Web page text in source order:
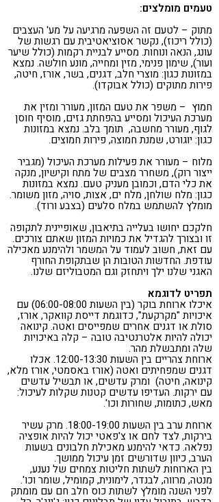
טעמים מומלצים:
מתוק – לטעם זה השפעה מרגיעה על מע' העצבים
(כולל ריכוז), נקשר אסוציאטיבית עם רגשות של
עונג, הנאה ונוחות. מסייע לבניית רקמות (כולל שיער
ועור), שימון פנימי, מזין ומחייה, מונע חולשה. נמצא
במזונות כגון: מוצרי חלב, דגנים, בשר, אורז, חיטה,
פירות מתוקים (כולל אבוקדו).
חמוץ – משפר את טעם המזון, מעורר ומזין את
מערכת העיכול ומסייע בהפחתת גזים, מוסיף חוסן
לגוף, מעורר מחשבה, תומך בלב. נמצא במזונות
כגון: יוגורט, שמנת חמוצה, פירות חמוצים.
מלוח – מעורר את פעילות מערכת העיכול (מגביר
ייצור רוק), משחרר מצבים של מתח וקישיון, מנקה
את כלי הדם, וכמובן מעניק טעם. נמצא במזונות
כגון: מלח שולחן, מלח ים, אצות, סויה, מזון משומר.
מומלץ להשתמש במלח סלעים (בצבע ורוד).
חלקכם יחושו בעלייה בתיאבון, שאופיינית לתקופה
זו ובצורך להגדיל את כמויות המזון שאתם צורכים.
עם זאת, חשוב לעמוד על המשמר ולהימנע מאכילה
עודפת. החדשות הטובות הן שבתקופת החורף
האגני שלנו ילך ויתחזק וגם המטבוליזם שלנו.
תפריט לדוגמא
איכלו ארוחת בוקר (בין השעות 06:00-08:00) עם
איכויות "מקרקעת", כדוגמת דייסת קוואקר, אורז,
סולת או דגנים אחרים שמפייסים ואטה. קינואה
יכולה להיות אלטרנטיבה טובה – קלה באיכויות
שלה ומתבשלת מהר.
ארוחת צהריים בין השעות 12:00-13:30. אכלו
דגנים שמפחיתים ואטה (אורז באסמטי, אורז מלא,
קינואה, חיטה) ומרק עדשים, או תבשיל עדשים
עם ירקות. העדיפו עדשים קטנות שקלות לעיכול:
מאש, כתומות, שחורות וכו'.
ארוחת ערב בין השעות 18:00-19:00. מרק עשיר
בירקות, לצד לחם או צ'פאטי יכול להיות אופציה
נפלאה. כדאי להימנע מאכילת חלבונים בשעות
הערב, כיוון שדורשים זמן עיכול ממושך.
בין הארוחות לשתות חליטות צמחים של נענע,
מנטה, מרווה, לבנדר, לימונית, קמומיל, שומר וכו'.
לפני השנה מומלץ לשתות כוס חלב חם עם מומתק